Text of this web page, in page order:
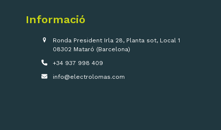
Informació
Ronda President Irla 28, Planta sot, Local 1
08302 Mataró (Barcelona)
+34 937 998 409
info@electrolomas.com